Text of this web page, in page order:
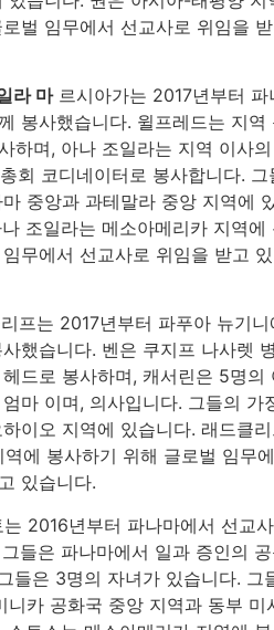
벌 임무에서 선교사로 위임을
라 마르시아가는 2017년부터 파
봉사했습니다. 윌프레드는 지역
하며, 아나 조일라는 지역 이사
회 코디네이터로 봉사합니다. 그
중앙과 과테말라 중앙 지역에
조일라는 메소아메리카 지역에
무에서 선교사로 위임을 받고
프는 2017년부터 파푸아 뉴기니
했습니다. 벤은 쿠지프 나사렛
드로 봉사하며, 캐서린은 5명의
마 이며, 의사입니다. 그들의 가
이오 지역에 있습니다. 래드클
에 봉사하기 위해 글로벌 임무
있습니다.
는 2016년부터 파나마에서 선교
들은 파나마에서 일과 증인의
들은 3명의 자녀가 있습니다. 그
니카 공화국 중앙 지역과 동부 미